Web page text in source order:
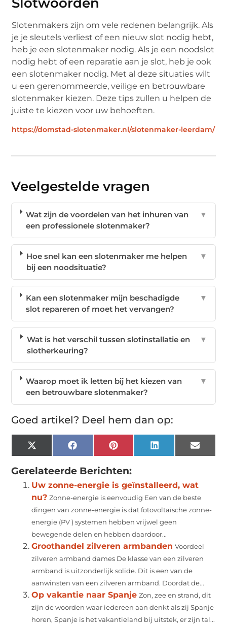
Slotenmakers zijn om vele redenen belangrijk. Als
je je sleutels verliest of een nieuw slot nodig hebt,
heb je een slotenmaker nodig. Als je een noodslot
nodig hebt of een reparatie aan je slot, heb je ook
een slotenmaker nodig. Met al deze situaties wilt
u een gerenommeerde, veilige en betrouwbare
slotenmaker kiezen. Deze tips zullen u helpen de
juiste te kiezen voor uw behoeften.
https://domstad-slotenmaker.nl/slotenmaker-leerdam/
Veelgestelde vragen
Wat zijn de voordelen van het inhuren van
een professionele slotenmaker?
▼
Hoe snel kan een slotenmaker me helpen
bij een noodsituatie?
▼
Kan een slotenmaker mijn beschadigde
slot repareren of moet het vervangen?
▼
Wat is het verschil tussen slotinstallatie en
slotherkeuring?
▼
Waarop moet ik letten bij het kiezen van
een betrouwbare slotenmaker?
▼
Goed artikel? Deel hem dan op:
X
(Twitter)
Facebook Pinterest LinkedIn Email
Gerelateerde Berichten:
Uw zonne-energie is geïnstalleerd, wat
nu? Zonne-energie is eenvoudig Een van de beste
dingen van zonne-energie is dat fotovoltaïsche zonne-
energie (PV ) systemen hebben vrijwel geen
bewegende delen en hebben daardoor...
Groothandel zilveren armbanden Voordeel
zilveren armband dames De klasse van een zilveren
armband is uitzonderlijk solide. Dit is een van de
aanwinsten van een zilveren armband. Doordat de...
Op vakantie naar Spanje Zon, zee en strand, dit
zijn de woorden waar iedereen aan denkt als zij Spanje
horen, Spanje is het vakantieland bij uitstek, er zijn tal...